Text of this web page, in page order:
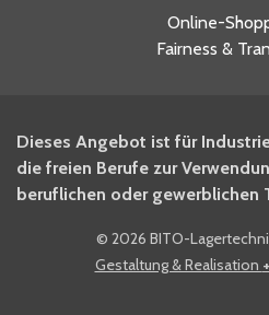
Ja, ich habe die
und
BITO
Intralogistiker
Ja, ich
BITO Shop-
Online-
Fairness &
Dieses Angebot ist für
die freien Berufe zur
beruflichen oder gewerblichen
© 2026 BITO-
Gestaltung & Realisation